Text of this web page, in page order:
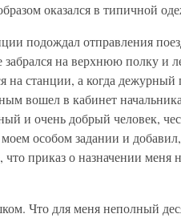
оказался в типичной
подождал отправления
на верхнюю полку и
на станции, а когда
вошел в кабинет
и очень добрый человек,
моем особом задании и
приказ о назначении меня
Что для меня неполный